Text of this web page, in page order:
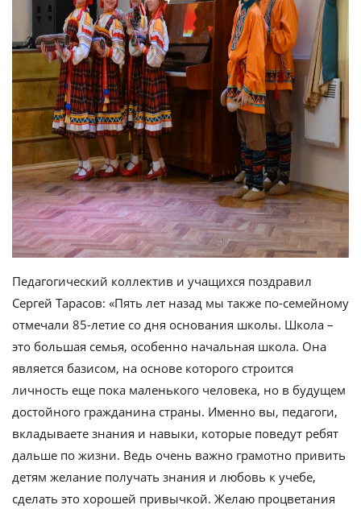
Педагогический коллектив и учащихся поздравил
Сергей Тарасов: «Пять лет назад мы также по-семейному
отмечали 85-летие со дня основания школы. Школа –
это большая семья, особенно начальная школа. Она
является базисом, на основе которого строится
личность еще пока маленького человека, но в будущем
достойного гражданина страны. Именно вы, педагоги,
вкладываете знания и навыки, которые поведут ребят
дальше по жизни. Ведь очень важно грамотно привить
детям желание получать знания и любовь к учебе,
сделать это хорошей привычкой. Желаю процветания